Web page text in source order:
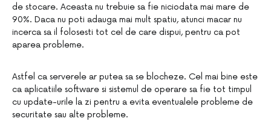
de stocare. Aceasta nu trebuie sa fie niciodata mai mare de
90%. Daca nu poti adauga mai mult spatiu, atunci macar nu
incerca sa il folosesti tot cel de care dispui, pentru ca pot
aparea probleme.
Astfel ca serverele ar putea sa se blocheze. Cel mai bine este
ca aplicatiile software si sistemul de operare sa fie tot timpul
cu update-urile la zi pentru a evita eventualele probleme de
securitate sau alte probleme.